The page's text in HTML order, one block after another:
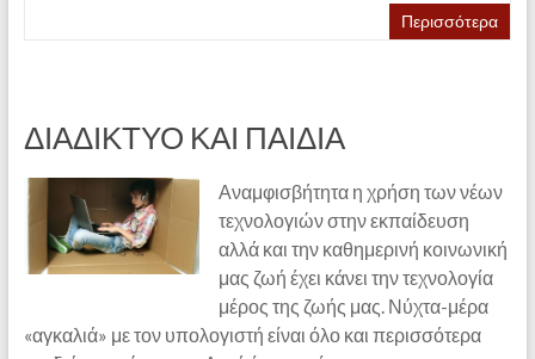
Περισσότερα
ΔΙΑΔΙΚΤΥΟ ΚΑΙ ΠΑΙΔΙΑ
Αναμφισβήτητα η χρήση των νέων
τεχνολογιών στην εκπαίδευση
αλλά και την καθημερινή κοινωνική
μας ζωή έχει κάνει την τεχνολογία
μέρος της ζωής μας. Νύχτα-μέρα
«αγκαλιά» με τον υπολογιστή είναι όλο και περισσότερα